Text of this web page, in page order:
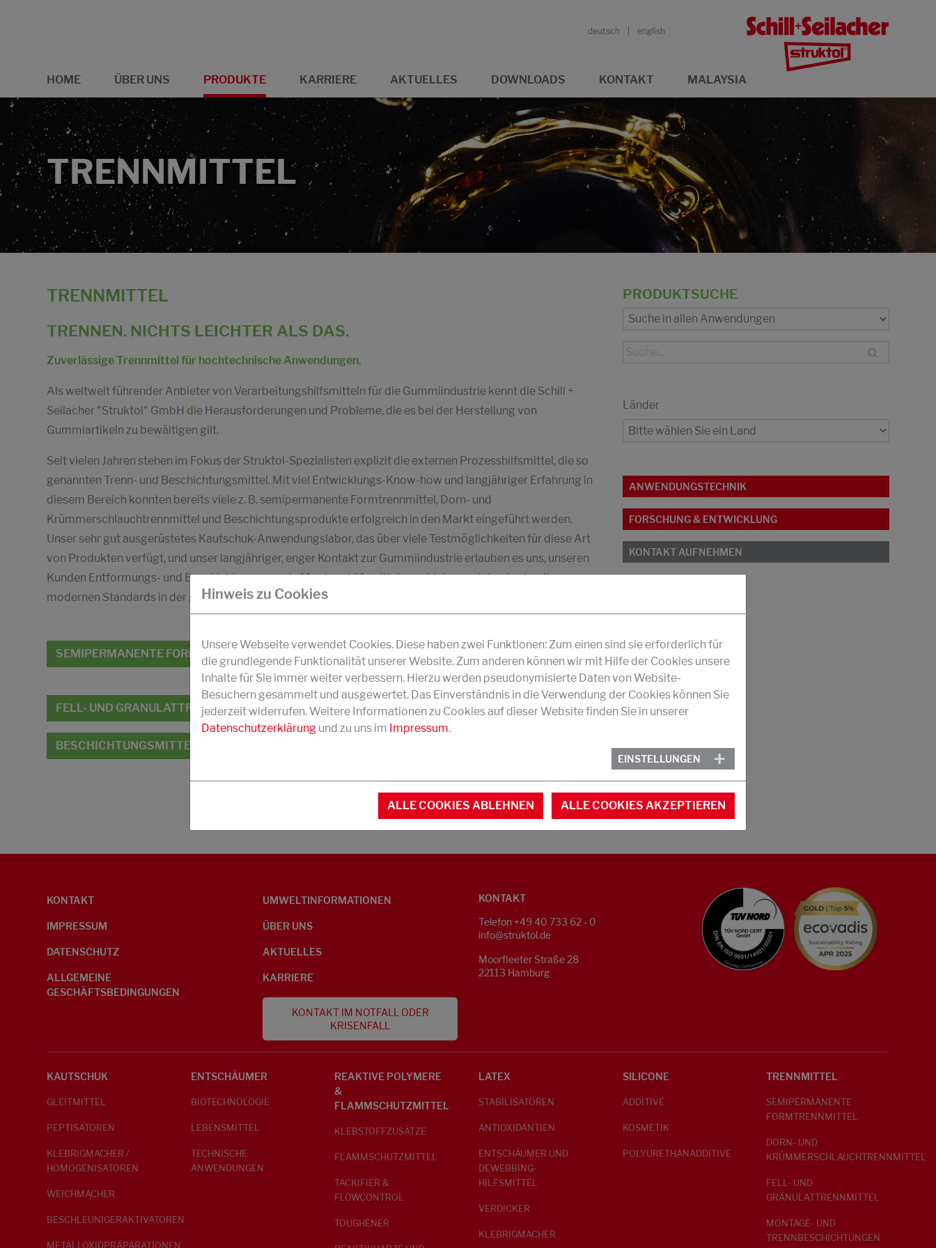
deutsch english
HOME ÜBER UNS PRODUKTE KARRIERE AKTUELLES DOWNLOADS KONTAKT MALAYSIA
TRENNMITTEL
TRENNMITTEL
TRENNEN. NICHTS LEICHTER ALS DAS.
Zuverlässige Trennmittel für hochtechnische Anwendungen.
Als weltweit führender Anbieter von Verarbeitungshilfsmitteln für die Gummiindustrie kennt die Schill +
Seilacher "Struktol" GmbH die Herausforderungen und Probleme, die es bei der Herstellung von
Gummiartikeln zu bewältigen gilt.
Seit vielen Jahren stehen im Fokus der Struktol-Spezialisten explizit die externen Prozesshilfsmittel, die so
genannten Trenn- und Beschichtungsmittel. Mit viel Entwicklungs-Know-how und langjähriger Erfahrung in
diesem Bereich konnten bereits viele z. B. semipermanente Formtrennmittel, Dorn- und
Krümmerschlauchtrennmittel und Beschichtungsprodukte erfolgreich in den Markt eingeführt werden.
Unser sehr gut ausgerüstetes Kautschuk-Anwendungslabor, das über viele Testmöglichkeiten für diese Art
von Produkten verfügt, und unser langjähriger, enger Kontakt zur Gummiindustrie erlauben es uns, unseren
Kunden Entformungs- und Beschichtungs- sowie Montagehilfsmittel anzubieten, welche den heutigen
modernen Standards in der gummiverarbeitenden Industrie entsprechen.
SEMIPERMANENTE FORMTRENNMITTEL
DORN- UND
FELL- UND GRANULATTRENNMITTEL MONTAGE- UND TRENNBESCHICHTUNGEN
BESCHICHTUNGSMITTEL FÜR BAUPROFILE
PRODUKTSUCHE
Länder
ANWENDUNGSTECHNIK
FORSCHUNG & ENTWICKLUNG
KONTAKT AUFNEHMEN
KONTAKT
IMPRESSUM
DATENSCHUTZ
ALLGEMEINE
GESCHÄFTSBEDINGUNGEN
UMWELTINFORMATIONEN
ÜBER UNS
AKTUELLES
KARRIERE
KONTAKT IM NOTFALL ODER
KRISENFALL
KONTAKT
Telefon +49 40 733 62 - 0
info@struktol.de
Moorfleeter Straße 28
22113 Hamburg
KAUTSCHUK
GLEITMITTEL
PEPTISATOREN
KLEBRIGMACHER /
HOMOGENISATOREN
WEICHMACHER
BESCHLEUNIGERAKTIVATOREN
METALLOXIDPRÄPARATIONEN
ENTSCHÄUMER
BIOTECHNOLOGIE
LEBENSMITTEL
TECHNISCHE
ANWENDUNGEN
REAKTIVE POLYMERE
&
FLAMMSCHUTZMITTEL
KLEBSTOFFZUSÄTZE
FLAMMSCHUTZMITTEL
TACKIFIER &
FLOWCONTROL
TOUGHENER
LATEX
STABILISATOREN
ANTIOXIDANTIEN
ENTSCHÄUMER UND
DEWEBBING-
HILFSMITTEL
VERDICKER
KLEBRIGMACHER
SILICONE
ADDITIVE
KOSMETIK
POLYURETHANADDITIVE
TRENNMITTEL
SEMIPERMANENTE
FORMTRENNMITTEL
DORN- UND
KRÜMMERSCHLAUCHTRENNMITTEL
FELL- UND
GRANULATTRENNMITTEL
MONTAGE- UND
TRENNBESCHICHTUNGEN
Hinweis zu Cookies
Unsere Webseite verwendet Cookies. Diese haben zwei Funktionen: Zum einen sind sie erforderlich für
die grundlegende Funktionalität unserer Website. Zum anderen können wir mit Hilfe der Cookies unsere
Inhalte für Sie immer weiter verbessern. Hierzu werden pseudonymisierte Daten von Website-
Besuchern gesammelt und ausgewertet. Das Einverständnis in die Verwendung der Cookies können Sie
jederzeit widerrufen. Weitere Informationen zu Cookies auf dieser Website finden Sie in unserer
Datenschutzerklärung und zu uns im Impressum.
EINSTELLUNGEN
ALLE COOKIES ABLEHNEN ALLE COOKIES AKZEPTIEREN